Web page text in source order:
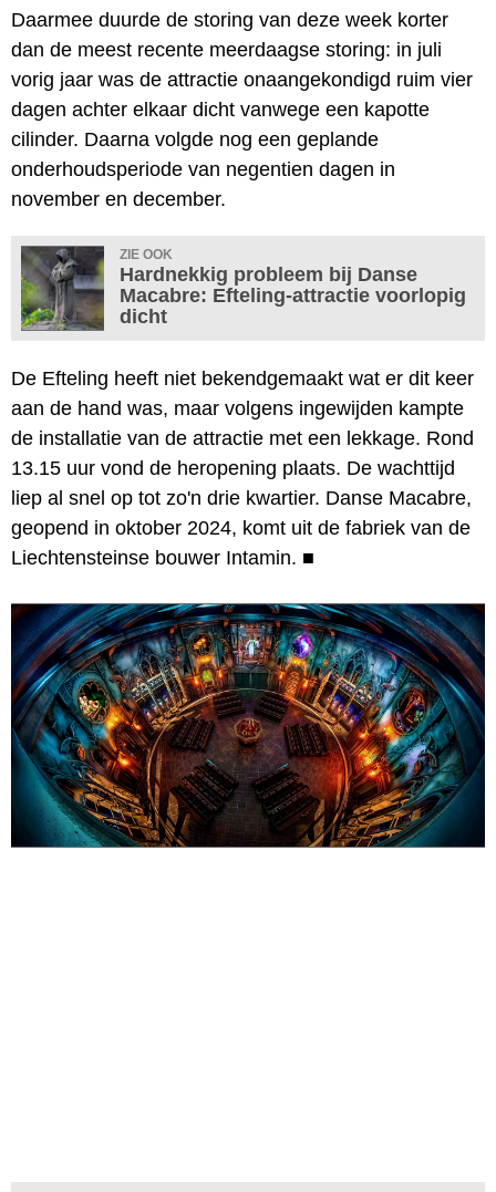
Daarmee duurde de storing van deze week korter
dan de meest recente meerdaagse storing: in juli
vorig jaar was de attractie onaangekondigd ruim vier
dagen achter elkaar dicht vanwege een kapotte
cilinder. Daarna volgde nog een geplande
onderhoudsperiode van negentien dagen in
november en december.
ZIE OOK
Hardnekkig probleem bij Danse
Macabre: Efteling-attractie voorlopig
dicht
De Efteling heeft niet bekendgemaakt wat er dit keer
aan de hand was, maar volgens ingewijden kampte
de installatie van de attractie met een lekkage. Rond
13.15 uur vond de heropening plaats. De wachttijd
liep al snel op tot zo'n drie kwartier. Danse Macabre,
geopend in oktober 2024, komt uit de fabriek van de
Liechtensteinse bouwer Intamin. ■